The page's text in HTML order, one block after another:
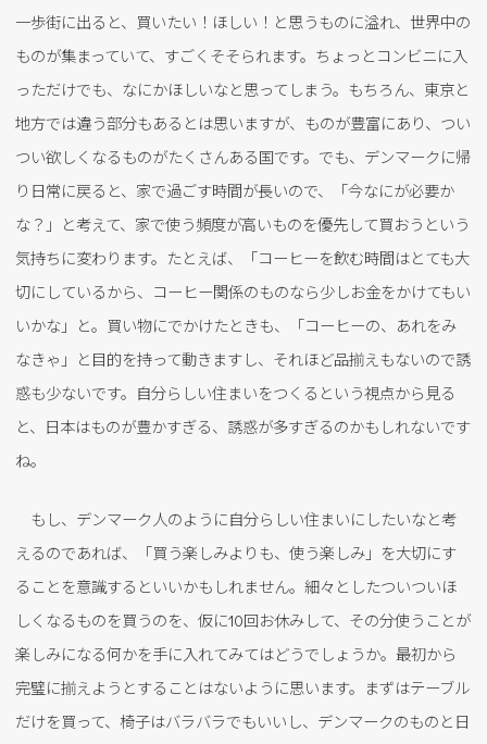
一歩街に出ると、買いたい！ほしい！と思うものに溢れ、世界中の
ものが集まっていて、すごくそそられます。ちょっとコンビニに入
っただけでも、なにかほしいなと思ってしまう。もちろん、東京と
地方では違う部分もあるとは思いますが、ものが豊富にあり、つい
つい欲しくなるものがたくさんある国です。でも、デンマークに帰
り日常に戻ると、家で過ごす時間が長いので、「今なにが必要か
な？」と考えて、家で使う頻度が高いものを優先して買おうという
気持ちに変わります。たとえば、「コーヒーを飲む時間はとても大
切にしているから、コーヒー関係のものなら少しお金をかけてもい
いかな」と。買い物にでかけたときも、「コーヒーの、あれをみ
なきゃ」と目的を持って動きますし、それほど品揃えもないので誘
惑も少ないです。自分らしい住まいをつくるという視点から見る
と、日本はものが豊かすぎる、誘惑が多すぎるのかもしれないです
ね。
もし、デンマーク人のように自分らしい住まいにしたいなと考
えるのであれば、「買う楽しみよりも、使う楽しみ」を大切にす
ることを意識するといいかもしれません。細々としたついついほ
しくなるものを買うのを、仮に10回お休みして、その分使うことが
楽しみになる何かを手に入れてみてはどうでしょうか。最初から
完璧に揃えようとすることはないように思います。まずはテーブル
だけを買って、椅子はバラバラでもいいし、デンマークのものと日